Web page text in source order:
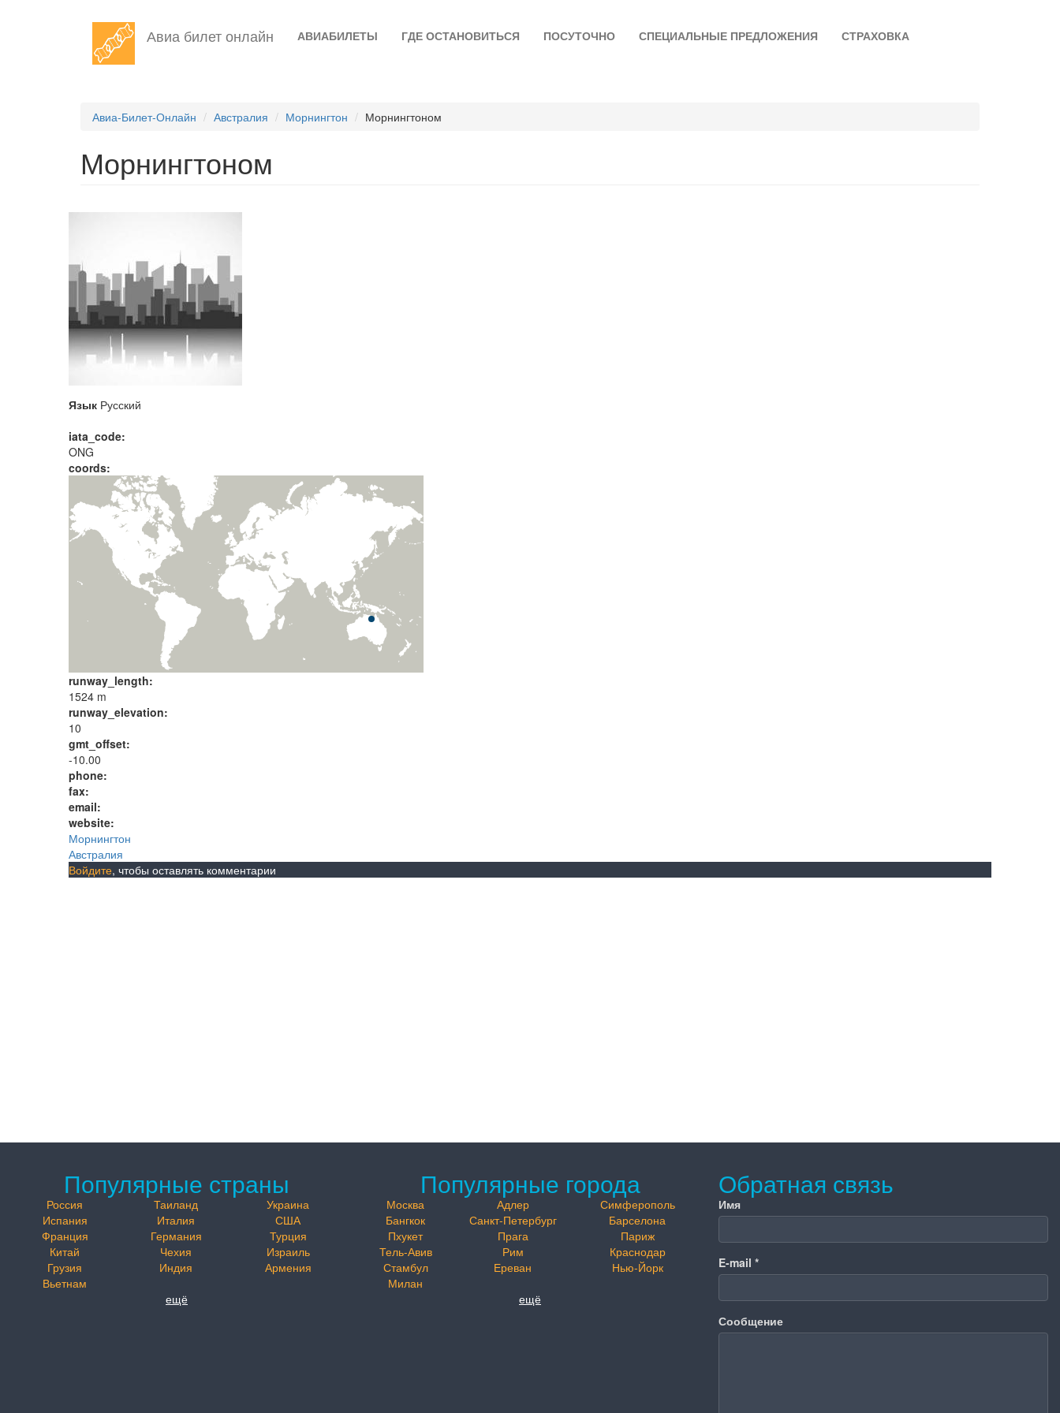
Авиа билет онлайн АВИАБИЛЕТЫ ГДЕ ОСТАНОВИТЬСЯ ПОСУТОЧНО СПЕЦИАЛЬНЫЕ ПРЕДЛОЖЕНИЯ СТРАХОВКА
Авиа-Билет-Онлайн Австралия Морнингтон Морнингтоном
Морнингтоном
Язык Русский
iata_code:
ONG
coords:
runway_length:
1524 m
runway_elevation:
10
gmt_offset:
-10.00
phone:
fax:
email:
website:
Морнингтон
Австралия
Войдите, чтобы оставлять комментарии
Популярные страны
Россия Таиланд
Украина
Испания
Италия
США
Франция
Германия
Турция
Китай
Чехия
Израиль
Грузия
Индия
Армения
Вьетнам
ещё
Популярные города
Москва Адлер
Симферополь
Бангкок
Санкт-Петербург
Барселона
Пхукет
Прага
Париж
Тель-Авив
Рим
Краснодар
Стамбул
Ереван
Нью-Йорк
Милан
ещё
Обратная связь
Имя
E-mail *
Сообщение